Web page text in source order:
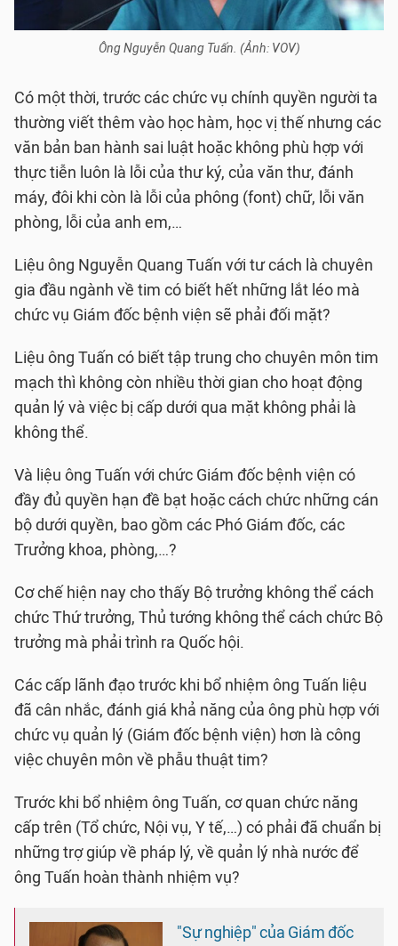
Ông Nguyễn Quang Tuấn. (Ảnh: VOV)
Có một thời, trước các chức vụ chính quyền người ta
thường viết thêm vào học hàm, học vị thế nhưng các
văn bản ban hành sai luật hoặc không phù hợp với
thực tiễn luôn là lỗi của thư ký, của văn thư, đánh
máy, đôi khi còn là lỗi của phông (font) chữ, lỗi văn
phòng, lỗi của anh em,…
Liệu ông Nguyễn Quang Tuấn với tư cách là chuyên
gia đầu ngành về tim có biết hết những lắt léo mà
chức vụ Giám đốc bệnh viện sẽ phải đối mặt?
Liệu ông Tuấn có biết tập trung cho chuyên môn tim
mạch thì không còn nhiều thời gian cho hoạt động
quản lý và việc bị cấp dưới qua mặt không phải là
không thể.
Và liệu ông Tuấn với chức Giám đốc bệnh viện có
đầy đủ quyền hạn đề bạt hoặc cách chức những cán
bộ dưới quyền, bao gồm các Phó Giám đốc, các
Trưởng khoa, phòng,…?
Cơ chế hiện nay cho thấy Bộ trưởng không thể cách
chức Thứ trưởng, Thủ tướng không thể cách chức Bộ
trưởng mà phải trình ra Quốc hội.
Các cấp lãnh đạo trước khi bổ nhiệm ông Tuấn liệu
đã cân nhắc, đánh giá khả năng của ông phù hợp với
chức vụ quản lý (Giám đốc bệnh viện) hơn là công
việc chuyên môn về phẫu thuật tim?
Trước khi bổ nhiệm ông Tuấn, cơ quan chức năng
cấp trên (Tổ chức, Nội vụ, Y tế,…) có phải đã chuẩn bị
những trợ giúp về pháp lý, về quản lý nhà nước để
ông Tuấn hoàn thành nhiệm vụ?
"Sự nghiệp" của Giám đốc